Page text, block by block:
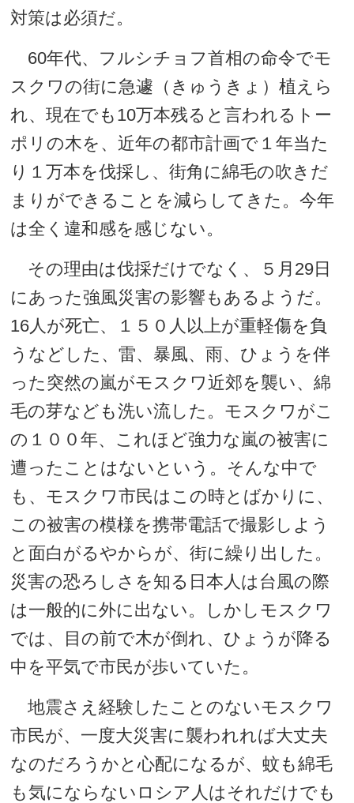
対策は必須だ。
60年代、フルシチョフ首相の命令でモ
スクワの街に急遽（きゅうきょ）植えら
れ、現在でも10万本残ると言われるトー
ポリの木を、近年の都市計画で１年当た
り１万本を伐採し、街角に綿毛の吹きだ
まりができることを減らしてきた。今年
は全く違和感を感じない。
その理由は伐採だけでなく、５月29日
にあった強風災害の影響もあるようだ。
16人が死亡、１５０人以上が重軽傷を負
うなどした、雷、暴風、雨、ひょうを伴
った突然の嵐がモスクワ近郊を襲い、綿
毛の芽なども洗い流した。モスクワがこ
の１００年、これほど強力な嵐の被害に
遭ったことはないという。そんな中で
も、モスクワ市民はこの時とばかりに、
この被害の模様を携帯電話で撮影しよう
と面白がるやからが、街に繰り出した。
災害の恐ろしさを知る日本人は台風の際
は一般的に外に出ない。しかしモスクワ
では、目の前で木が倒れ、ひょうが降る
中を平気で市民が歩いていた。
地震さえ経験したことのないモスクワ
市民が、一度大災害に襲われれば大丈夫
なのだろうかと心配になるが、蚊も綿毛
も気にならないロシア人はそれだけでも